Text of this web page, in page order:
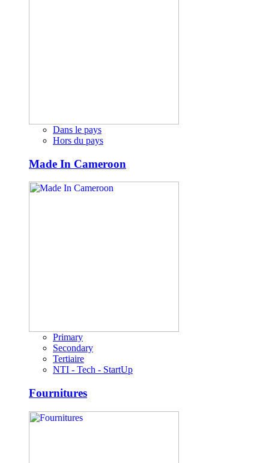
Dans le pays
Hors du pays
Made In Cameroon
Primary
Secondary
Tertiaire
NTI - Tech - StartUp
Fournitures